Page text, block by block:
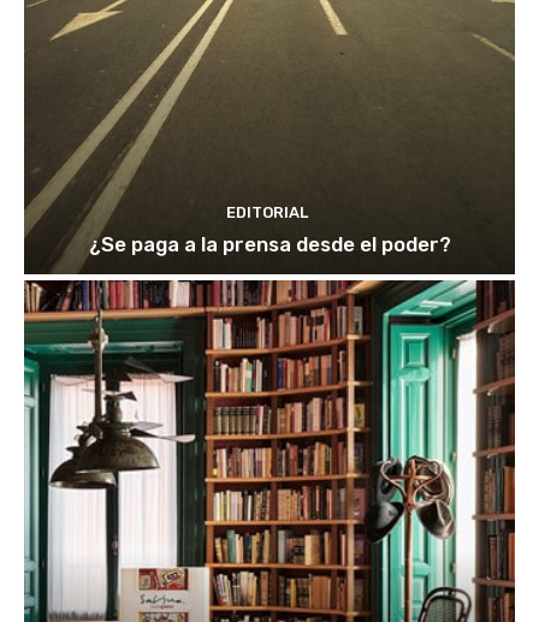
EDITORIAL
¿Se paga a la prensa desde el poder?